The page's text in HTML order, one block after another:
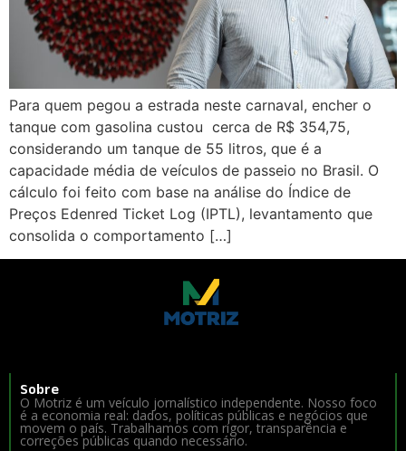
Para quem pegou a estrada neste carnaval, encher o
tanque com gasolina custou cerca de R$ 354,75,
considerando um tanque de 55 litros, que é a
capacidade média de veículos de passeio no Brasil. O
cálculo foi feito com base na análise do Índice de
Preços Edenred Ticket Log (IPTL), levantamento que
consolida o comportamento […]
Sobre
O Motriz é um veículo jornalístico independente. Nosso foco
é a economia real: dados, políticas públicas e negócios que
movem o país. Trabalhamos com rigor, transparência e
correções públicas quando necessário.